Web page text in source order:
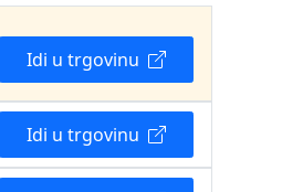
Idi u trgovinu
Idi u trgovinu